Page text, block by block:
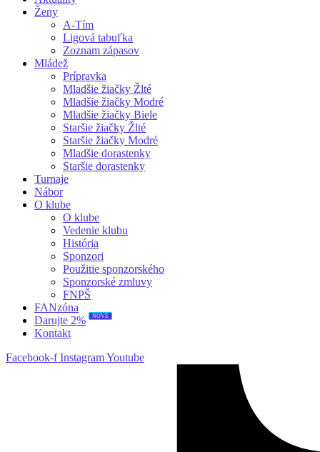
Ženy
A-Tím
Ligová tabuľka
Zoznam zápasov
Mládež
Prípravka
Mladšie žiačky Žlté
Mladšie žiačky Modré
Mladšie žiačky Biele
Staršie žiačky Žlté
Staršie žiačky Modré
Mladšie dorastenky
Staršie dorastenky
Turnaje
Nábor
O klube
O klube
Vedenie klubu
História
Sponzori
Použitie sponzorského
Sponzorské zmluvy
FNPŠ
FANzóna
Darujte 2%
NOVÉ
Kontakt
Facebook-f InstagramYoutube